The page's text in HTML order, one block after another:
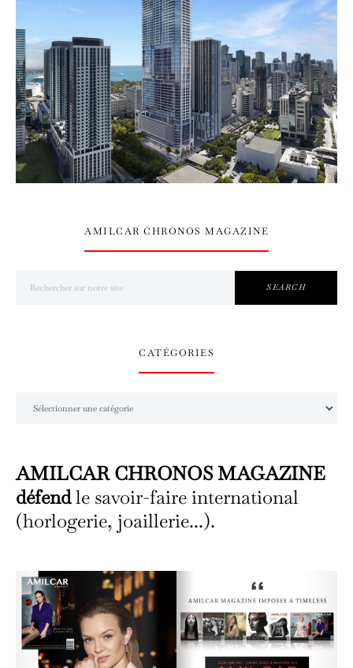
AMILCAR CHRONOS MAGAZINE
SEARCH
CATÉGORIES
AMILCAR CHRONOS MAGAZINE
défendle savoir-faire international
(horlogerie, joaillerie...).